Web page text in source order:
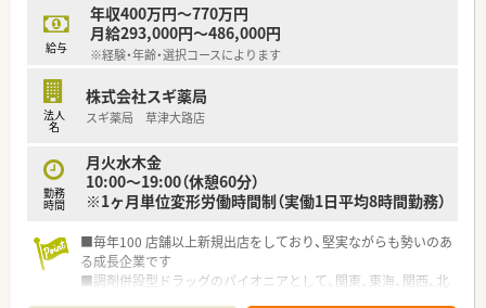
給与
年収400万円～770万円
月給293,000円～486,000円
※経験・年齢・選択コースによります
法人
名
株式会社スギ薬局
スギ薬局 草津大路店
勤務
時間
月火水木金
10:00～19:00（休憩60分）
※1ヶ月単位変形労働時間制（実働1日平均8時間勤務）
■毎年100 店舗以上新規出店をしており、堅実ながらも勢いのあ
る成長企業です
■調剤併設型ドラッグのパイオニアとして、関東、東海、関西、北